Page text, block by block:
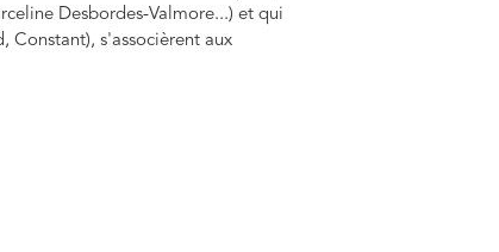
Desbordes-Valmore...) et qui
Constant), s'associèrent aux
à la naissance d'une
et façonner les modes et le goût. Le